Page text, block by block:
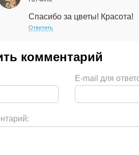
Спасибо за цветы! Красота!
Ответить
E-mail для